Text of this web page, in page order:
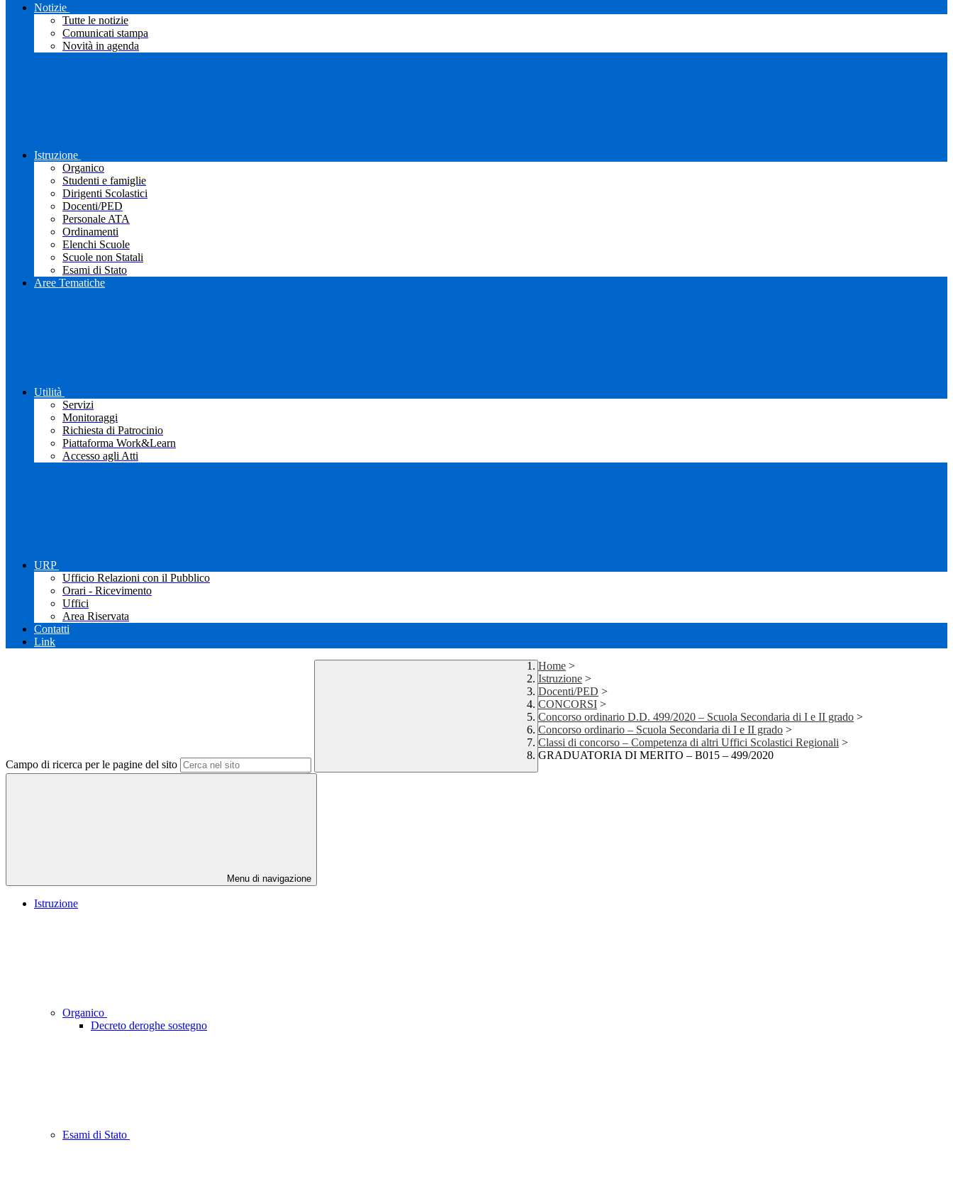
Notizie
Tutte le notizie
Comunicati stampa
Novità in agenda
Istruzione
Organico
Studenti e famiglie
Dirigenti Scolastici
Docenti/PED
Personale ATA
Ordinamenti
Elenchi Scuole
Scuole non Statali
Esami di Stato
Aree Tematiche
Utilità
Servizi
Monitoraggi
Richiesta di Patrocinio
Piattaforma Work&Learn
Accesso agli Atti
URP
Ufficio Relazioni con il Pubblico
Orari - Ricevimento
Uffici
Area Riservata
Contatti
Link
Campo di ricerca per le pagine del sito
Home >
Istruzione >
Docenti/PED >
CONCORSI >
Concorso ordinario D.D. 499/2020 – Scuola Secondaria di I e II grado >
Concorso ordinario – Scuola Secondaria di I e II grado >
Classi di concorso – Competenza di altri Uffici Scolastici Regionali >
GRADUATORIA DI MERITO – B015 – 499/2020
Menu di navigazione
Istruzione
Organico
Decreto deroghe sostegno
Esami di Stato